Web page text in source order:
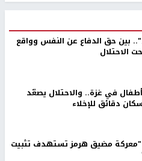
بين حق الدفاع عن النفس وواقع
الاحتلال
في غزة.. والاحتلال يصعّد
دقائق للإخلاء
"معركة مضيق هرمز تستهدف تثبيت